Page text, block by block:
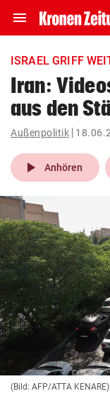
menu Navigation
ein-/
account_circle Anmelden
pin_drop
Wien
bookmark
search
Suchbegriff
eingeben
© Krone Multimedia
Muthgasse 2, 1190
ISRAEL GRIFF
Iran:
aus den
Außenpolitik
play_arrow Anhören
(Bild: AFP/ATTA KENARE)